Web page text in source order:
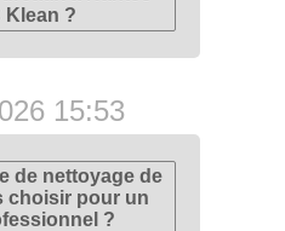
Klean ?
15:53
de nettoyage de
choisir pour un
?